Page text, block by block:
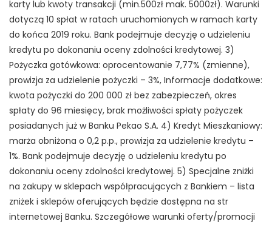
karty lub kwoty transakcji (min.500zł mak. 5000zł). Warunki
dotyczą 10 spłat w ratach uruchomionych w ramach karty
do końca 2019 roku. Bank podejmuje decyzję o udzieleniu
kredytu po dokonaniu oceny zdolności kredytowej. 3)
Pożyczka gotówkowa: oprocentowanie 7,77% (zmienne),
prowizja za udzielenie pożyczki – 3%, Informacje dodatkowe:
kwota pożyczki do 200 000 zł bez zabezpieczeń, okres
spłaty do 96 miesięcy, brak możliwości spłaty pożyczek
posiadanych już w Banku Pekao S.A. 4) Kredyt Mieszkaniowy:
marża obniżona o 0,2 p.p., prowizja za udzielenie kredytu –
1%. Bank podejmuje decyzję o udzieleniu kredytu po
dokonaniu oceny zdolności kredytowej. 5) Specjalne zniżki
na zakupy w sklepach współpracujących z Bankiem – lista
zniżek i sklepów oferujących będzie dostępna na str
internetowej Banku. Szczegółowe warunki oferty/promocji